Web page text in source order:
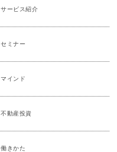
サービス紹介
セミナー
マインド
不動産投資
働きかた